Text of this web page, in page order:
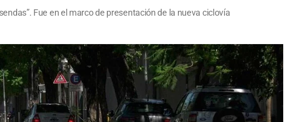
Fue en el marco de presentación de la nueva ciclovía